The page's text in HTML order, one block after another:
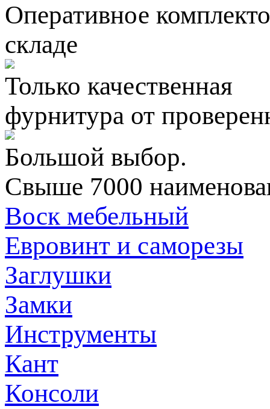
Оперативное
складе
Только качественная
фурнитура от
Большой выбор.
Свыше 7000
Воск мебельный
Евровинт и саморезы
Заглушки
Замки
Инструменты
Кант
Консоли